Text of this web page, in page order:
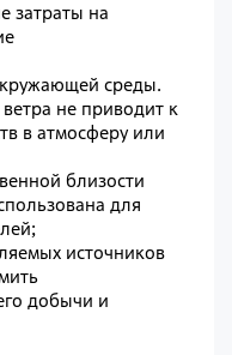
затраты на
среды.
не приводит к
в атмосферу или
близости
для
источников
добычи и